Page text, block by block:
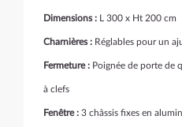
Dimensions : L 300 x Ht 200 cm
Charnières : Réglables pour un
Fermeture : Poignée de porte de
à clefs
Fenêtre : 3 châssis fixes en